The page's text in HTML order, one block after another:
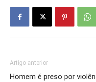
Artigo anterior
Homem é preso por